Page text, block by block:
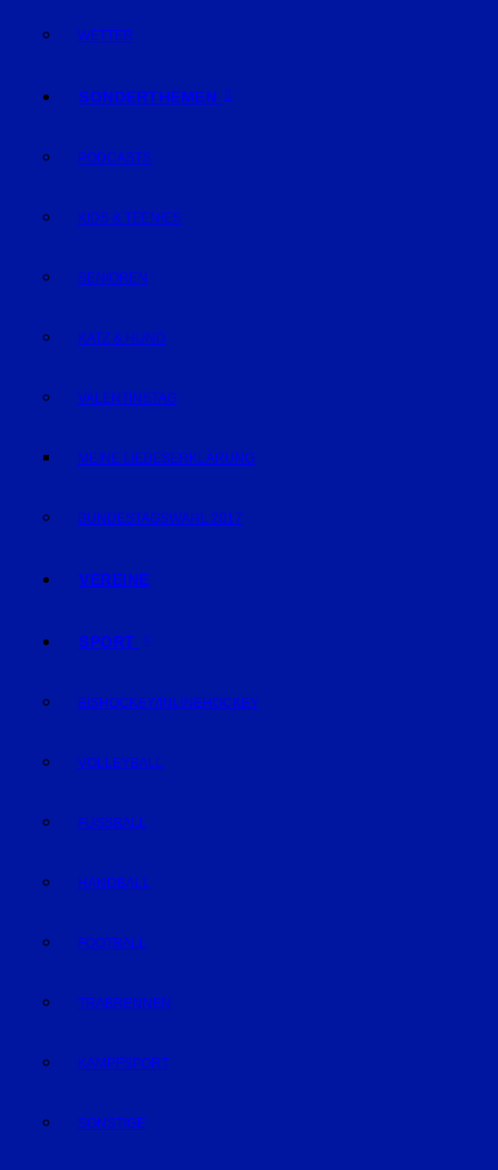
WETTER
SONDERTHEMEN
PODCASTS
KIDS & TEENIES
SENIOREN
KATZ & HUND
VALENTINSTAG
MEINE LIEBESERKLÄRUNG
BUNDESTAGSWAHL 2017
VEREINE
SPORT
EISHOCKEY/INLINEHOCKEY
VOLLEYBALL
FUSSBALL
HANDBALL
FOOTBALL
TRABRENNEN
KAMPFSPORT
SONSTIGE